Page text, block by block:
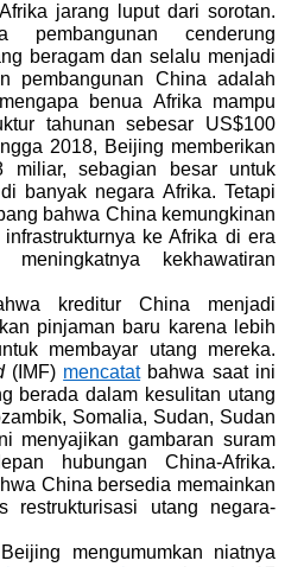
jarang luput dari sorotan.
pembangunan cenderung
beragam dan selalu menjadi
pembangunan China adalah
benua Afrika mampu
tahunan sebesar US$100
2018, Beijing memberikan
miliar, sebagian besar untuk
banyak negara Afrika. Tetapi
bahwa China kemungkinan
infrastrukturnya ke Afrika di era
kekhawatiran
kreditur China menjadi
pinjaman baru karena lebih
membayar utang mereka.
(IMF) mencatatbahwa saat ini
berada dalam kesulitan utang
Somalia, Sudan, Sudan
menyajikan gambaran suram
hubungan China-Afrika.
China bersedia memainkan
restrukturisasi utang negara-
mengumumkan niatnya